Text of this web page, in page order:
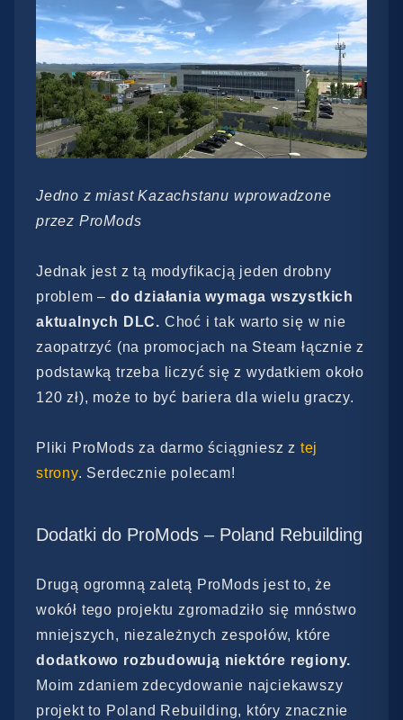
Jedno z miast Kazachstanu wprowadzone
przez ProMods
Jednak jest z tą modyfikacją jeden drobny
problem –do działania wymaga wszystkich
aktualnych DLC. Choć i tak warto się w nie
zaopatrzyć (na promocjach na Steam łącznie z
podstawką trzeba liczyć się z wydatkiem około
120 zł), może to być bariera dla wielu graczy.
Pliki ProMods za darmo ściągniesz z tej
strony. Serdecznie polecam!
Dodatki do ProMods – Poland Rebuilding
Drugą ogromną zaletą ProMods jest to, że
wokół tego projektu zgromadziło się mnóstwo
mniejszych, niezależnych zespołów, które
dodatkowo rozbudowują niektóre regiony.
Moim zdaniem zdecydowanie najciekawszy
projekt to Poland Rebuilding, który znacznie